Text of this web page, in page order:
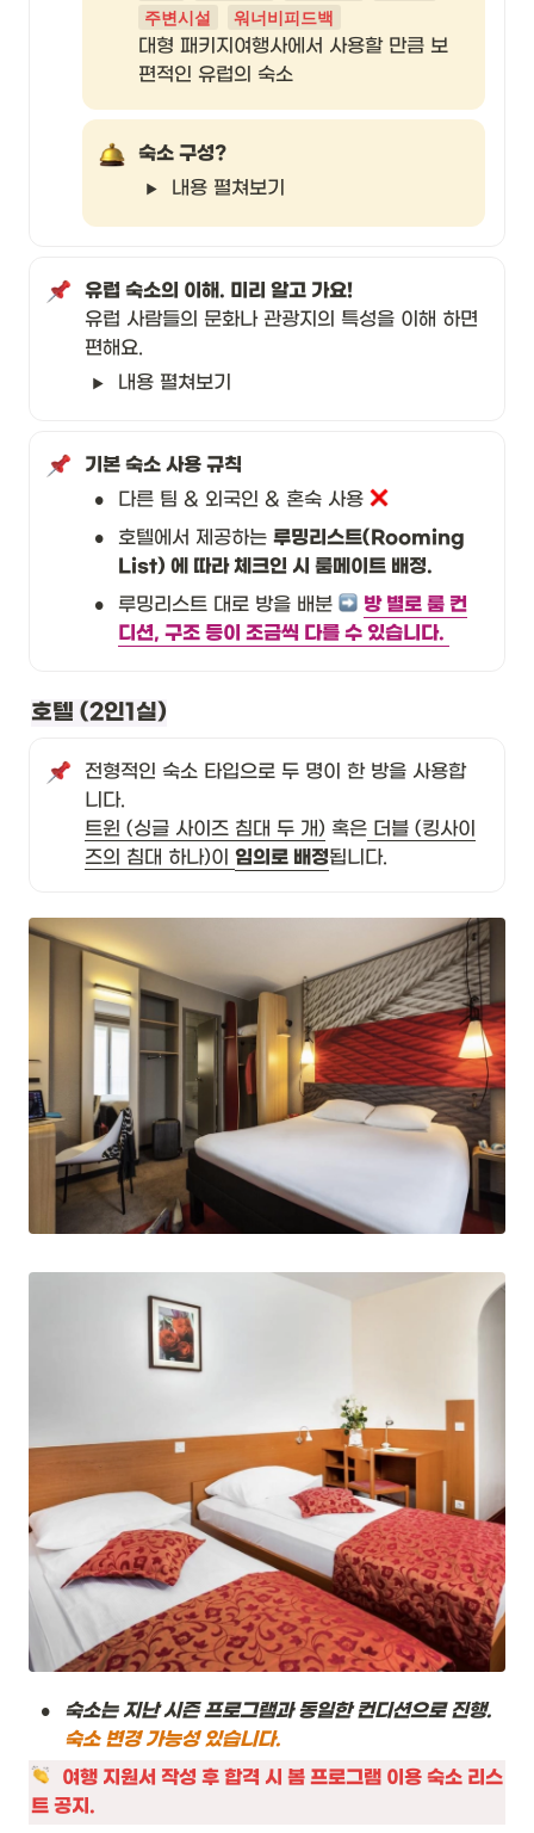
주변시설
워너비피드백
대형 패키지여행사에서 사용할 만큼 보
편적인 유럽의 숙소
숙소 구성?
내용 펼쳐보기
유럽 사람들의 문화나 관광지의 특성을 이해 하면
편해요.
내용 펼쳐보기
기본 숙소 사용 규칙
• 다른 팀 & 외국인 & 혼숙 사용
• 호텔에서 제공하는 루밍리스트(Rooming
List) 에 따라 체크인 시 룸메이트 배정.
• 루밍리스트 대로 방을 배분
방 별로 룸 컨
디션, 구조 등이 조금씩 다를 수 있습니다.
호텔 (2인1실)
전형적인 숙소 타입으로 두 명이 한 방을 사용합
트윈 (싱글 사이즈 침대 두 개) 혹은 더블 (킹사이
즈의 침대 하나)이 임의로 배정됩니다.
•
숙소 변경 가능성 있습니다.
여행 지원서 작성 후 합격 시 봄 프로그램 이용 숙소 리스
트 공지.